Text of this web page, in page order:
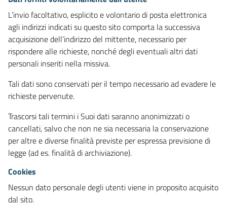
L’invio facoltativo, esplicito e volontario di posta elettronica
agli indirizzi indicati su questo sito comporta la successiva
acquisizione dell’indirizzo del mittente, necessario per
rispondere alle richieste, nonché degli eventuali altri dati
personali inseriti nella missiva.
Tali dati sono conservati per il tempo necessario ad evadere le
richieste pervenute.
Trascorsi tali termini i Suoi dati saranno anonimizzati o
cancellati, salvo che non ne sia necessaria la conservazione
per altre e diverse finalità previste per espressa previsione di
legge (ad es. finalità di archiviazione).
Cookies
Nessun dato personale degli utenti viene in proposito acquisito
dal sito.